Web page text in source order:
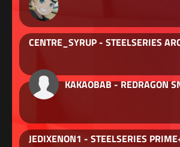
CENTRE_SYRUP - STEELSERIES
KAKAOBAB - REDRAGON
JEDIXENON1 - STEELSERIES